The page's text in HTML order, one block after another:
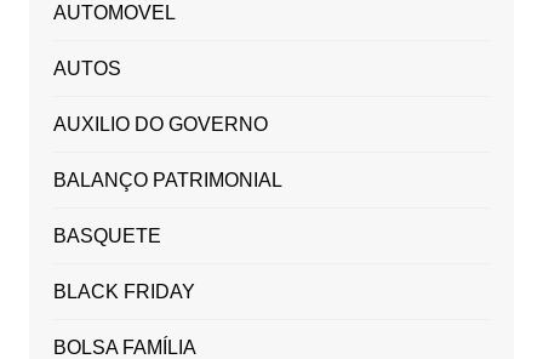
AUTOMOVEL
AUTOS
AUXILIO DO GOVERNO
BALANÇO PATRIMONIAL
BASQUETE
BLACK FRIDAY
BOLSA FAMÍLIA